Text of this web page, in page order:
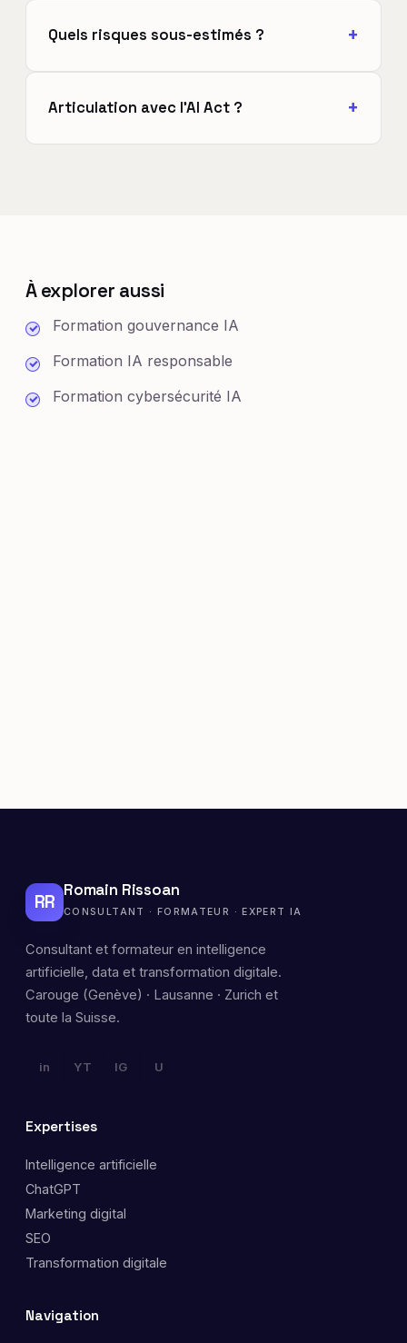
Quels risques sous-estimés ?
Articulation avec l'AI Act ?
À explorer aussi
Formation gouvernance IA
Formation IA responsable
Formation cybersécurité IA
RR
Romain Rissoan
CONSULTANT · FORMATEUR · EXPERT IA
Consultant et formateur en intelligence
artificielle, data et transformation digitale.
Carouge (Genève) · Lausanne · Zurich et
toute la Suisse.
in YT IG U
Expertises
Intelligence artificielle
ChatGPT
Marketing digital
SEO
Transformation digitale
Navigation